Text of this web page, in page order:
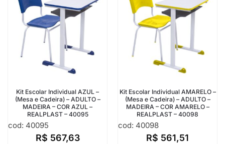
Kit Escolar Individual AZUL –
(Mesa e Cadeira) – ADULTO –
MADEIRA – COR AZUL –
REALPLAST – 40095
cod: 40095
R$ 567,63
Kit Escolar Individual AMARELO –
(Mesa e Cadeira) – ADULTO –
MADEIRA – COR AMARELO –
REALPLAST – 40098
cod: 40098
R$ 561,51